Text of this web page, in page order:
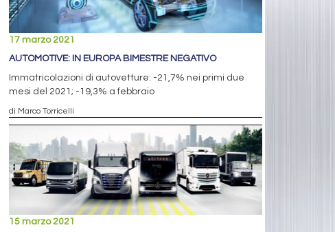
17 marzo 2021
AUTOMOTIVE: IN EUROPA BIMESTRE NEGATIVO
Immatricolazioni di autovetture: -21,7% nei primi due
mesi del 2021; -19,3% a febbraio
di Marco Torricelli
15 marzo 2021